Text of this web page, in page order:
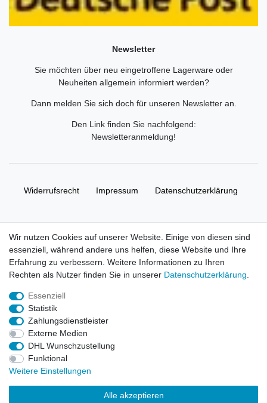
Newsletter
Sie möchten über neu eingetroffene Lagerware oder
Neuheiten allgemein informiert werden?
Dann melden Sie sich doch für unseren Newsletter an.
Den Link finden Sie nachfolgend:
Newsletteranmeldung!
Widerrufs­recht Impressum Daten­schutz­erklärung
© Copyright 2026 | Alle Rechte vorbehalten. HL-
Handelsgesellschaft mbH.
Alle Markennamen, Warenzeichen sowie sämtliche Produktbilder
und Beschreibungen sind Eigentum Ihrer rechtmäßigen
Eigentümer und dienen hier nur der Beschreibung.
Preise nur für registrierte Händler, ansonsten zeigt der Shop 0,00
€
LEGO, das LEGO Logo, die Minifigur, DUPLO, LEGENDS OF
CHIMA, NINJAGO, BIONICLE, MINDSTORMS und MIXELS sind
Wir nutzen Cookies auf unserer Website. Einige von diesen sind
essenziell, während andere uns helfen, diese Website und Ihre
Erfahrung zu verbessern. Weitere Informationen zu Ihren
Rechten als Nutzer finden Sie in unserer Daten­schutz­erklärung
Essenziell
Statistik
Zahlungsdienstleister
Externe Medien
DHL Wunschzustellung
Funktional
Weitere Einstellungen
Alle akzeptieren